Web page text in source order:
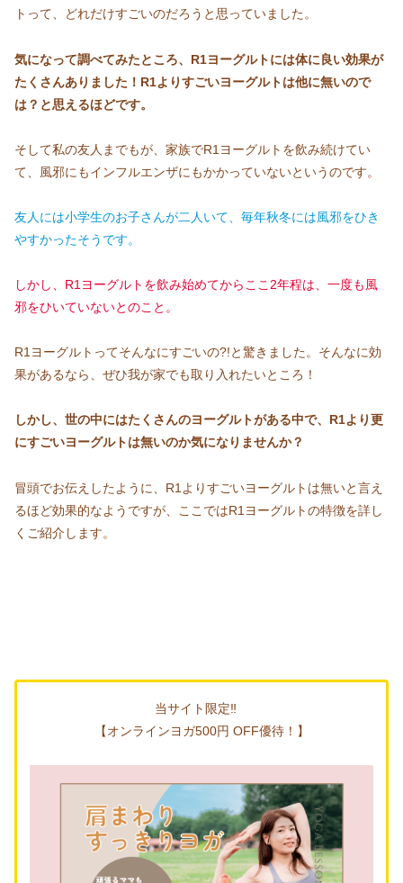
トって、どれだけすごいのだろうと思っていました。
気になって調べてみたところ、R1ヨーグルトには体に良い効果が
たくさんありました！R1よりすごいヨーグルトは他に無いので
は？と思えるほどです。
そして私の友人までもが、家族でR1ヨーグルトを飲み続けてい
て、風邪にもインフルエンザにもかかっていないというのです。
友人には小学生のお子さんが二人いて、毎年秋冬には風邪をひき
やすかったそうです。
しかし、R1ヨーグルトを飲み始めてからここ2年程は、一度も風
邪をひいていないとのこと。
R1ヨーグルトってそんなにすごいの?!と驚きました。そんなに効
果があるなら、ぜひ我が家でも取り入れたいところ！
しかし、世の中にはたくさんのヨーグルトがある中で、R1より更
にすごいヨーグルトは無いのか気になりませんか？
冒頭でお伝えしたように、R1よりすごいヨーグルトは無いと言え
るほど効果的なようですが、ここではR1ヨーグルトの特徴を詳し
くご紹介します。
当サイト限定‼
【オンラインヨガ500円 OFF優待！】